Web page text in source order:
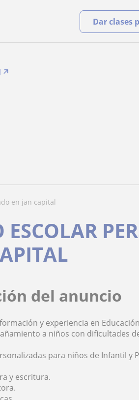
Dar clases
en jan capital
ESCOLAR
del anuncio
y experiencia en
a niños con dificultades
para niños de Infantil y
y escritura.